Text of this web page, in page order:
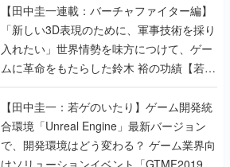
【田中圭一連載：バーチャファイター編】
「新しい3D表現のために、軍事技術を採り
入れたい」世界情勢を味方につけて、ゲー
ムに革命をもたらした鈴木 裕の功績【若ゲ
のいたり】
【田中圭一：若ゲのいたり】ゲーム開発統
合環境「Unreal Engine」最新バージョン
で、開発環境はどう変わる？ ゲーム業界向